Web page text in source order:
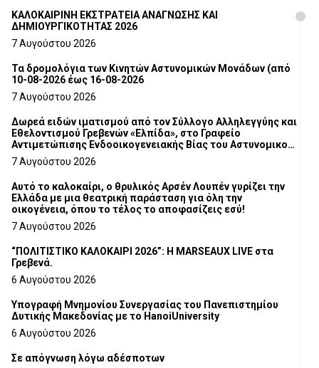
ΚΑΛΟΚΑΙΡΙΝΗ ΕΚΣΤΡΑΤΕΙΑ ΑΝΑΓΝΩΣΗΣ ΚΑΙ
ΔΗΜΙΟΥΡΓΙΚΟΤΗΤΑΣ 2026
7 Αυγούστου 2026
Τα δρομολόγια των Κινητών Αστυνομικών Μονάδων (από
10-08-2026 έως 16-08-2026
7 Αυγούστου 2026
Δωρεά ειδών ιματισμού από τον Σύλλογο Αλληλεγγύης και
Εθελοντισμού Γρεβενών «Ελπίδα», στο Γραφείο
Αντιμετώπισης Ενδοοικογενειακής Βίας του Αστυνομικού
Τμήματος Γρεβενών
7 Αυγούστου 2026
Αυτό το καλοκαίρι, ο θρυλικός Αρσέν Λουπέν γυρίζει την
Ελλάδα με μια θεατρική παράσταση για όλη την
οικογένεια, όπου το τέλος το αποφασίζεις εσύ!
7 Αυγούστου 2026
“ΠΟΛΙΤΙΣΤΙΚΟ ΚΑΛΟΚΑΙΡΙ 2026”: Η MARSEAUX LIVE στα
Γρεβενά.
6 Αυγούστου 2026
Υπογραφή Μνημονίου Συνεργασίας του Πανεπιστημίου
Δυτικής Μακεδονίας με το HanoiUniversity
6 Αυγούστου 2026
Σε απόγνωση λόγω αδέσποτων